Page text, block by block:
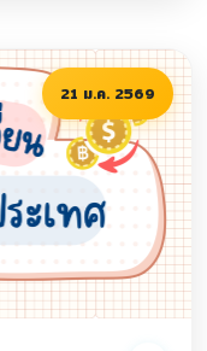
21 ม.ค. 2569